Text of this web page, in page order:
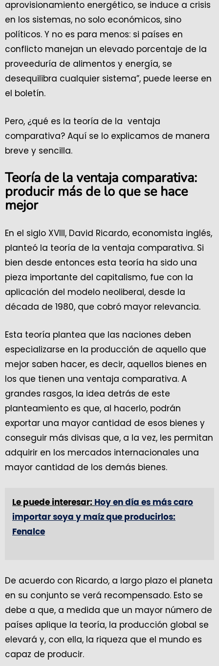
aprovisionamiento energético, se induce a crisis
en los sistemas, no solo económicos, sino
políticos. Y no es para menos: si países en
conflicto manejan un elevado porcentaje de la
proveeduría de alimentos y energía, se
desequilibra cualquier sistema”, puede leerse en
el boletín.
Pero, ¿qué es la teoría de la ventaja
comparativa? Aquí se lo explicamos de manera
breve y sencilla.
Teoría de la ventaja comparativa:
producir más de lo que se hace
mejor
En el siglo XVIII, David Ricardo, economista inglés,
planteó la teoría de la ventaja comparativa. Si
bien desde entonces esta teoría ha sido una
pieza importante del capitalismo, fue con la
aplicación del modelo neoliberal, desde la
década de 1980, que cobró mayor relevancia.
Esta teoría plantea que las naciones deben
especializarse en la producción de aquello que
mejor saben hacer, es decir, aquellos bienes en
los que tienen una ventaja comparativa. A
grandes rasgos, la idea detrás de este
planteamiento es que, al hacerlo, podrán
exportar una mayor cantidad de esos bienes y
conseguir más divisas que, a la vez, les permitan
adquirir en los mercados internacionales una
mayor cantidad de los demás bienes.
Le puede interesar: Hoy en día es más caro
importar soya y maíz que producirlos:
Fenalce
De acuerdo con Ricardo, a largo plazo el planeta
en su conjunto se verá recompensado. Esto se
debe a que, a medida que un mayor número de
países aplique la teoría, la producción global se
elevará y, con ella, la riqueza que el mundo es
capaz de producir.